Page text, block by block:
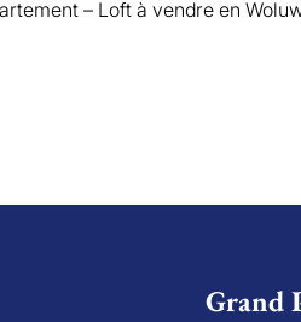
– Loft à vendre en
Grand